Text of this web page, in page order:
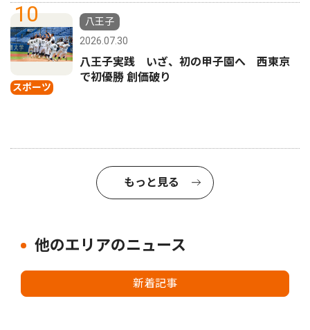
10
スポーツ
八王子
2026.07.30
八王子実践 いざ、初の甲子園へ 西東京
で初優勝 創価破り
もっと見る
他のエリアのニュース
新着記事